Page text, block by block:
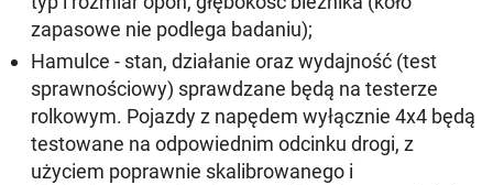
zapasowe nie podlega badaniu);
Hamulce - stan, działanie oraz wydajność (test
sprawnościowy) sprawdzane będą na testerze
rolkowym. Pojazdy z napędem wyłącznie 4x4 będą
testowane na odpowiednim odcinku drogi, z
użyciem poprawnie skalibrowanego i